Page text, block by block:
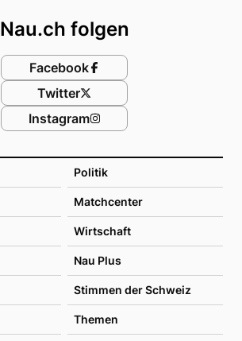
Politik
Matchcenter
Wirtschaft
Nau Plus
Stimmen der Schweiz
Themen
Nau.ch folgen
Facebook
Twitter
Instagram